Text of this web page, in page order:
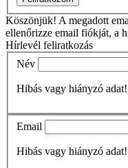
Köszönjük! A megadott
ellenőrizze email fiókját, a
Hírlevél feliratkozás
Név
Hibás vagy hiányzó adat!
Email
Hibás vagy hiányzó adat!